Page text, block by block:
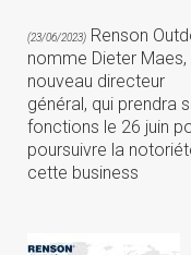
(23/06/2023) Renson
nomme Dieter Maes,
nouveau directeur
général, qui prendra
fonctions le 26 juin
poursuivre la
cette business